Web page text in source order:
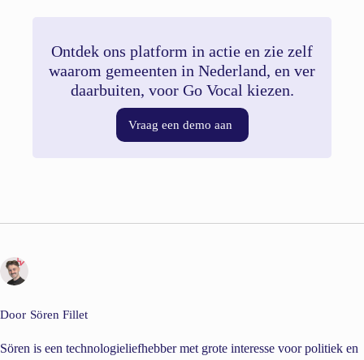
Ontdek ons platform in actie en zie zelf
waarom gemeenten in Nederland, en ver
daarbuiten, voor Go Vocal kiezen.
Vraag een demo aan
Door Sören Fillet
Sören is een technologieliefhebber met grote interesse voor politiek en